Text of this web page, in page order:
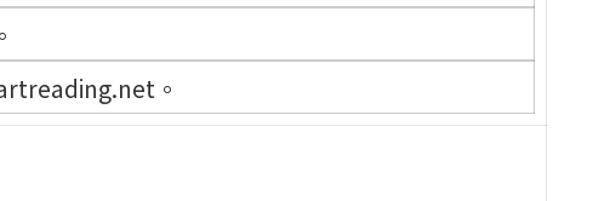
。